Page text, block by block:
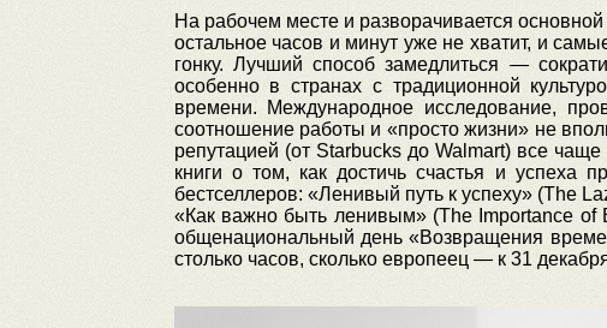
На рабочем месте и разворачивается
остальное часов и минут уже не хватит, и
гонку. Лучший способ замедлиться —
особенно в странах с традиционной
времени. Международное исследование,
соотношение работы и «просто жизни» не
репутацией (от Starbucks до Walmart) все
книги о том, как достичь счастья и успеха
бестселлеров: «Ленивый путь к успеху» (The
«Как важно быть ленивым» (The Importance of
общенациональный день «Возвращения
столько часов, сколько европеец — к 31